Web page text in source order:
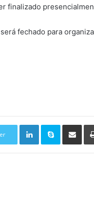
finalizado
fechado para
Linkedin Skype